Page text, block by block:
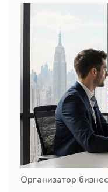
Организатор